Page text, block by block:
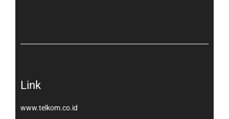
Link
www.telkom.co.id